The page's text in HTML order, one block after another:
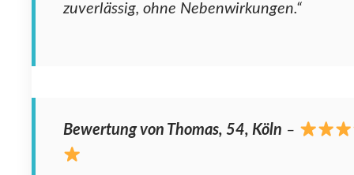
zuverlässig, ohne Nebenwirkungen.“
Bewertung von Thomas, 54, Köln –